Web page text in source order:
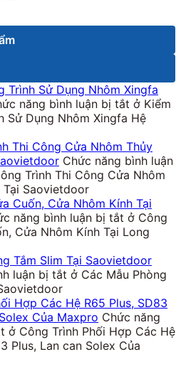
Trình Sử Dụng Nhôm Xingfa
năng bình luận bị tắt ở Kiểm
Sử Dụng Nhôm Xingfa Hệ
Thi Công Cửa Nhôm Thủy
Chức năng bình luận
Trình Thi Công Cửa Nhôm
Saovietdoor
Cuốn, Cửa Nhôm Kính Tại
năng bình luận bị tắt ở Công
Cửa Nhôm Kính Tại Long
Tắm Slim Tại Saovietdoor
luận bị tắt ở Các Mẫu Phòng
Hợp Các Hệ R65 Plus, SD83
Của Maxpro Chức năng
ở Công Trình Phối Hợp Các Hệ
Plus, Lan can Solex Của